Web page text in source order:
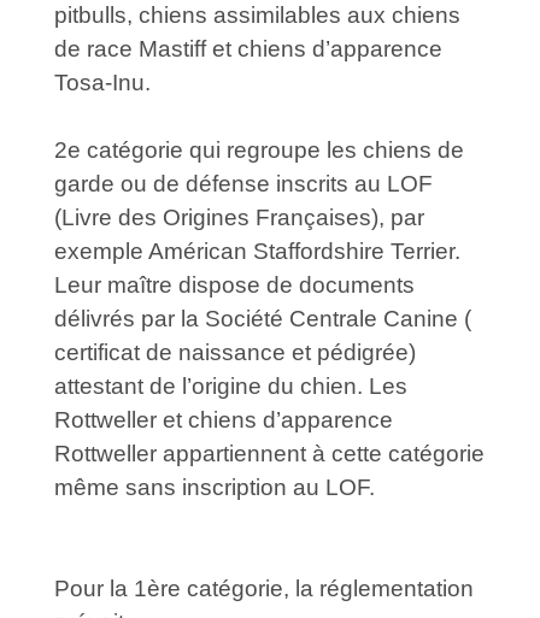
pitbulls, chiens assimilables aux chiens
de race Mastiff et chiens d’apparence
Tosa-Inu.
2e catégorie qui regroupe les chiens de
garde ou de défense inscrits au LOF
(Livre des Origines Françaises), par
exemple Américan Staffordshire Terrier.
Leur maître dispose de documents
délivrés par la Société Centrale Canine (
certificat de naissance et pédigrée)
attestant de l’origine du chien. Les
Rottweller et chiens d’apparence
Rottweller appartiennent à cette catégorie
même sans inscription au LOF.
Pour la 1ère catégorie, la réglementation